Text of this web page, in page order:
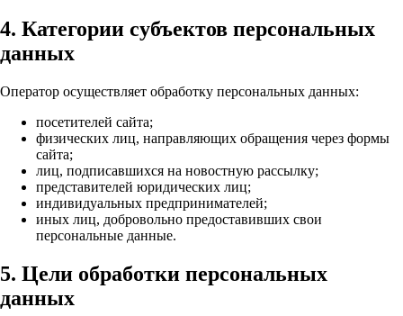
4. Категории субъектов персональных
данных
Оператор осуществляет обработку персональных данных:
посетителей сайта;
физических лиц, направляющих обращения через формы
сайта;
лиц, подписавшихся на новостную рассылку;
представителей юридических лиц;
индивидуальных предпринимателей;
иных лиц, добровольно предоставивших свои
персональные данные.
5. Цели обработки персональных
данных